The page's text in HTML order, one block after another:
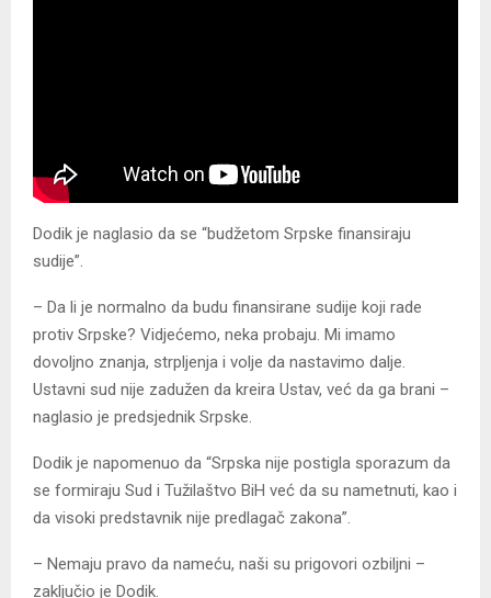
Dodik je naglasio da se “budžetom Srpske finansiraju
sudije”.
– Da li je normalno da budu finansirane sudije koji rade
protiv Srpske? Vidjećemo, neka probaju. Mi imamo
dovoljno znanja, strpljenja i volje da nastavimo dalje.
Ustavni sud nije zadužen da kreira Ustav, već da ga brani –
naglasio je predsjednik Srpske.
Dodik je napomenuo da “Srpska nije postigla sporazum da
se formiraju Sud i Tužilaštvo BiH već da su nametnuti, kao i
da visoki predstavnik nije predlagač zakona”.
– Nemaju pravo da nameću, naši su prigovori ozbiljni –
zaključio je Dodik.